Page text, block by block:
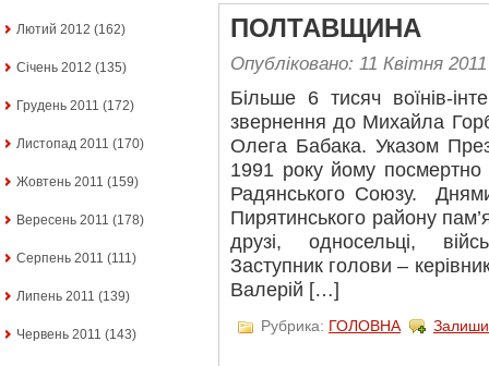
Лютий 2012 (162)
Січень 2012 (135)
Грудень 2011 (172)
Листопад 2011 (170)
Жовтень 2011 (159)
Вересень 2011 (178)
Серпень 2011 (111)
Липень 2011 (139)
Червень 2011 (143)
ПОЛТАВЩИНА
Опубліковано: 11 Квітня 2011
Більше 6 тисяч воїнів-
звернення до Михайла
Олега Бабака. Указом
1991 року йому
Радянського Союзу. Днями
Пирятинського району
друзі, односельці,
Заступник голови –
Валерій […]
Рубрика: ГОЛОВНА